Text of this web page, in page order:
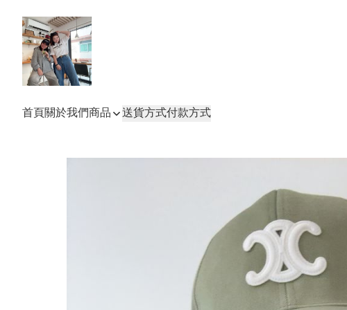
首頁關於我們商品 送貨方式付款方式